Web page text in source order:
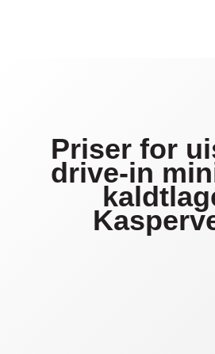
Priser for
drive-in